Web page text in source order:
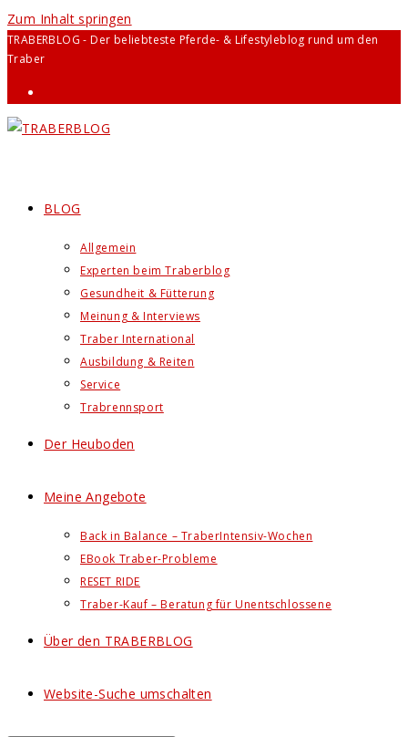
Zum Inhalt springen
TRABERBLOG - Der beliebteste Pferde- & Lifestyleblog rund um den
Traber
BLOG
Allgemein
Experten beim Traberblog
Gesundheit & Fütterung
Meinung & Interviews
Traber International
Ausbildung & Reiten
Service
Trabrennsport
Der Heuboden
Meine Angebote
Back in Balance – TraberIntensiv-Wochen
EBook Traber-Probleme
RESET RIDE
Traber-Kauf – Beratung für Unentschlossene
Über den TRABERBLOG
Website-Suche umschalten